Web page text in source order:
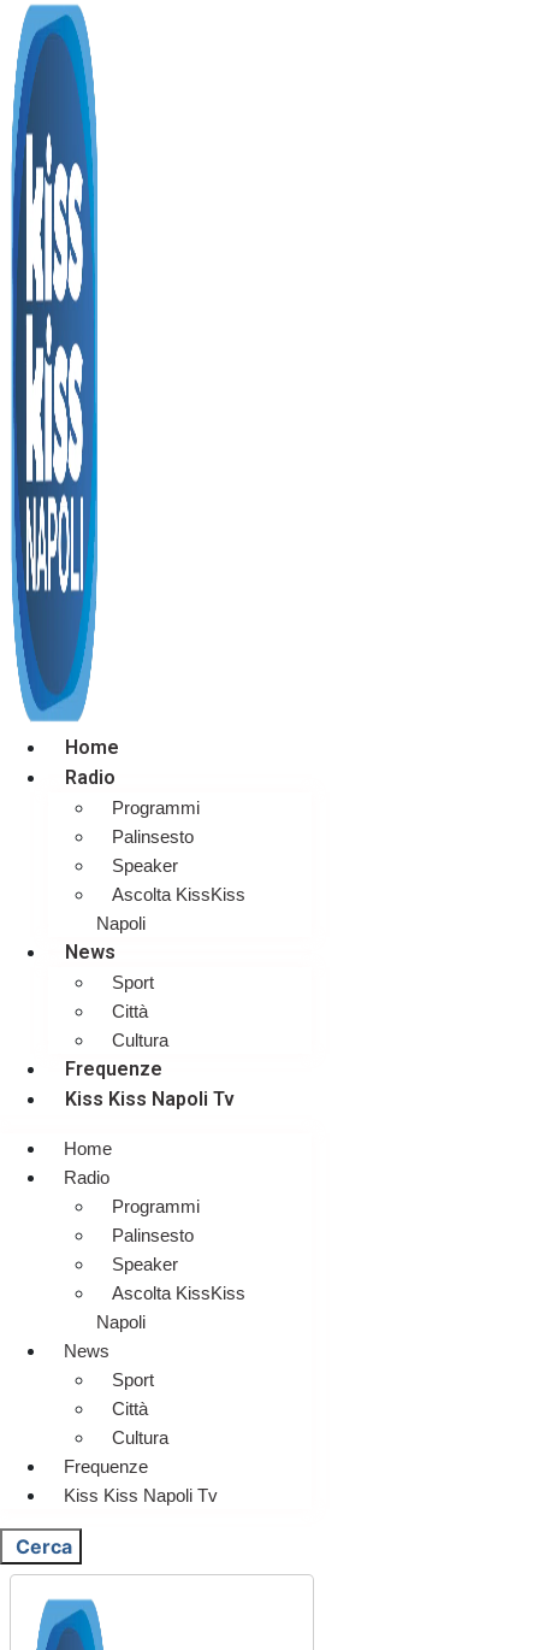
Home
Radio
Programmi
Palinsesto
Speaker
Ascolta KissKiss
Napoli
News
Sport
Città
Cultura
Frequenze
Kiss Kiss Napoli Tv
Home
Radio
Programmi
Palinsesto
Speaker
Ascolta KissKiss
Napoli
News
Sport
Città
Cultura
Frequenze
Kiss Kiss Napoli Tv
Cerca